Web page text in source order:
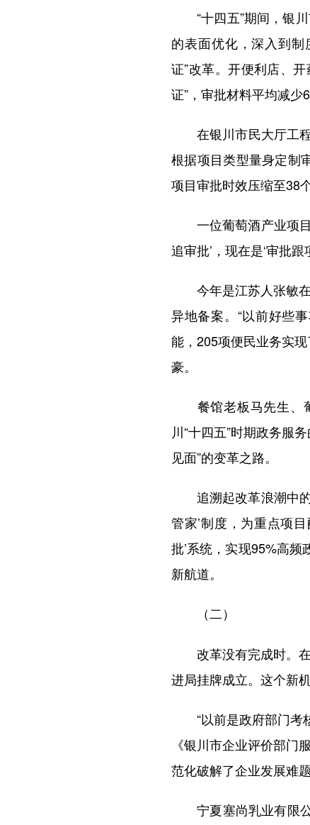
“十四五”期间，银川
的表面优化，深入到
证”改革。开便利店、
证”，审批材料平均减少
在银川市民大厅工程
根据项目类型量身定制
项目审批时效压缩至38
一位葡萄酒产业项目
追审批’，现在是‘审批跟
今年是江苏人张敏在
异地备案。“以前好些
能，205项便民业务实
豪。
餐馆老板马先生、葡
川“十四五”时期政务服
见面”的变革之路。
追溯起改革浪潮中的
管家’制度，为重点项
批’系统，实现95%高
新航道。
（二）
改革没有完成时。在
进局挂牌成立。这个新
“以前是政府部门考
《银川市企业评价部门
范化破解了企业发展难
宁夏塞尚乳业有限公